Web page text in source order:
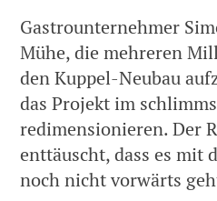
Gastrounternehmer
Mühe, die mehreren
den Kuppel-Neubau
das Projekt im
redimensionieren. Der
enttäuscht, dass es mit
noch nicht vorwärts